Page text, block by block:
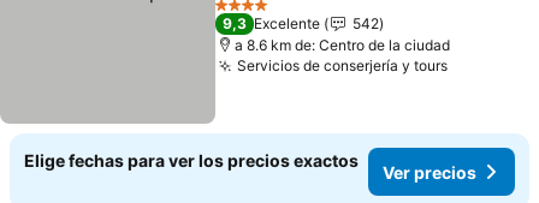
4 Estrellas
9,3 Excelente
542
a 8.6 km de: Centro de la ciudad
Servicios de conserjería y tours
Elige fechas para ver los precios exactos
Ver precios